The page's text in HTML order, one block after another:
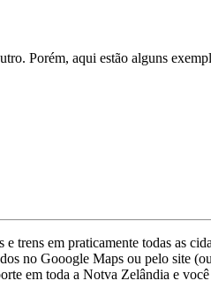
Porém, aqui estão alguns
trens em praticamente todas as
no Gooogle Maps ou pelo site
em toda a Notva Zelândia e